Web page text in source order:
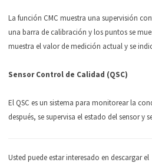
La función CMC muestra una supervisión
una barra de calibración y los puntos se
muestra el valor de medición actual y se
Sensor Control de Calidad (QSC)
El QSC es un sistema para monitorear la
después, se supervisa el estado del sensor y
Usted puede estar interesado en descargar el